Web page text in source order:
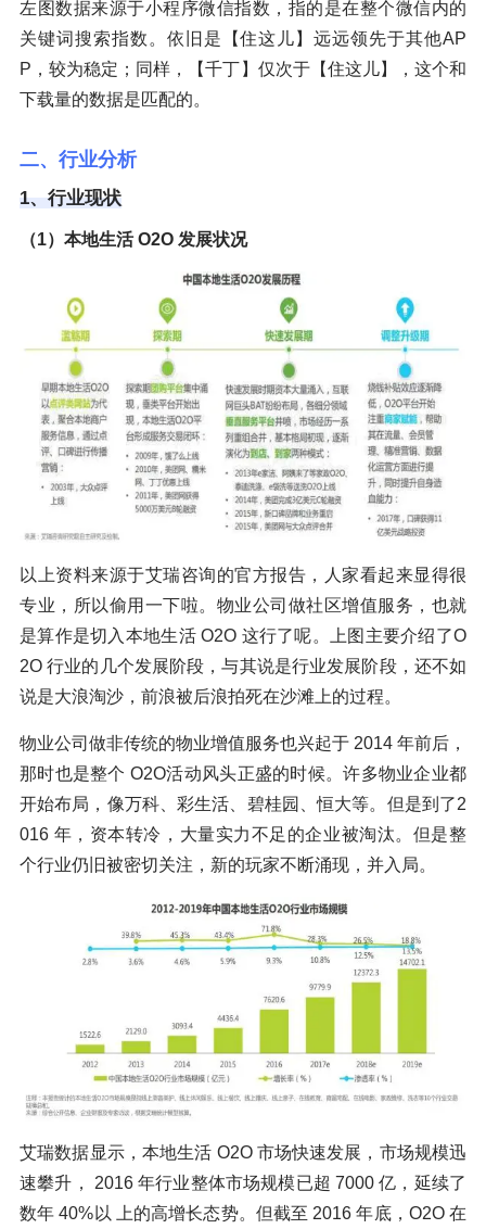
左图数据来源于小程序微信指数，指的是在整个微信内的
关键词搜索指数。依旧是【住这儿】远远领先于其他AP
P，较为稳定；同样，【千丁】仅次于【住这儿】，这个和
下载量的数据是匹配的。
二、行业分析
1、行业现状
（1）本地生活 O2O 发展状况
以上资料来源于艾瑞咨询的官方报告，人家看起来显得很
专业，所以偷用一下啦。物业公司做社区增值服务，也就
是算作是切入本地生活 O2O 这行了呢。上图主要介绍了O
2O 行业的几个发展阶段，与其说是行业发展阶段，还不如
说是大浪淘沙，前浪被后浪拍死在沙滩上的过程。
物业公司做非传统的物业增值服务也兴起于 2014 年前后，
那时也是整个 O2O活动风头正盛的时候。许多物业企业都
开始布局，像万科、彩生活、碧桂园、恒大等。但是到了2
016 年，资本转冷，大量实力不足的企业被淘汰。但是整
个行业仍旧被密切关注，新的玩家不断涌现，并入局。
艾瑞数据显示，本地生活 O2O 市场快速发展，市场规模迅
速攀升， 2016 年行业整体市场规模已超 7000 亿，延续了
数年 40%以 上的高增长态势。但截至 2016 年底，O2O 在